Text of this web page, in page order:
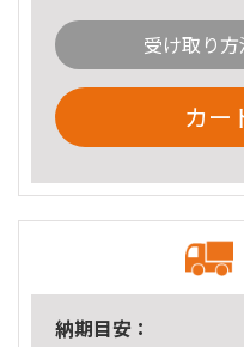
受け取り
カー
納期目安：